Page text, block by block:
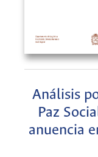
Análisis
Paz
anuencia